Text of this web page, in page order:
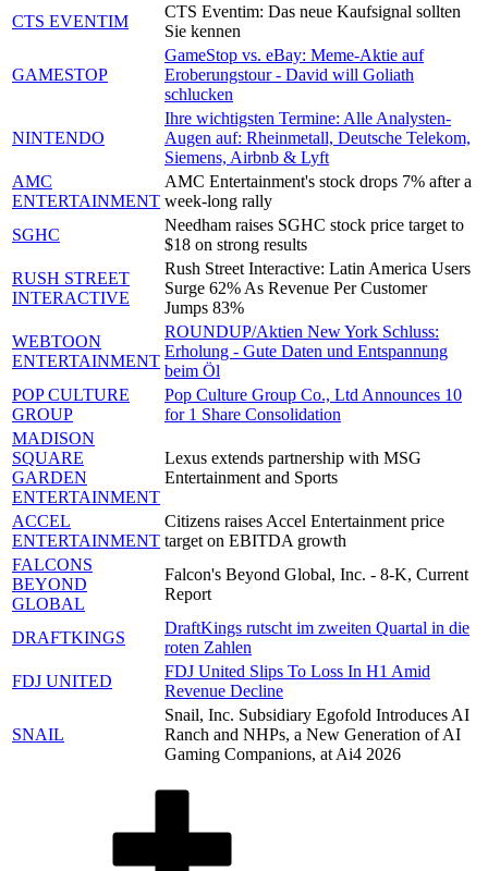
CTS EVENTIM
CTS Eventim: Das neue Kaufsignal sollten
Sie kennen
GAMESTOP
GameStop vs. eBay: Meme-Aktie auf
Eroberungstour - David will Goliath
schlucken
NINTENDO
Ihre wichtigsten Termine: Alle Analysten-
Augen auf: Rheinmetall, Deutsche Telekom,
Siemens, Airbnb & Lyft
AMC
ENTERTAINMENT
AMC Entertainment's stock drops 7% after a
week-long rally
SGHC
Needham raises SGHC stock price target to
$18 on strong results
RUSH STREET
INTERACTIVE
Rush Street Interactive: Latin America Users
Surge 62% As Revenue Per Customer
Jumps 83%
WEBTOON
ENTERTAINMENT
ROUNDUP/Aktien New York Schluss:
Erholung - Gute Daten und Entspannung
beim Öl
POP CULTURE
GROUP
Pop Culture Group Co., Ltd Announces 10
for 1 Share Consolidation
MADISON
SQUARE
GARDEN
ENTERTAINMENT
Lexus extends partnership with MSG
Entertainment and Sports
ACCEL
ENTERTAINMENT
Citizens raises Accel Entertainment price
target on EBITDA growth
FALCONS
BEYOND
GLOBAL
Falcon's Beyond Global, Inc. - 8-K, Current
Report
DRAFTKINGS
DraftKings rutscht im zweiten Quartal in die
roten Zahlen
FDJ UNITED
FDJ United Slips To Loss In H1 Amid
Revenue Decline
SNAIL
Snail, Inc. Subsidiary Egofold Introduces AI
Ranch and NHPs, a New Generation of AI
Gaming Companions, at Ai4 2026